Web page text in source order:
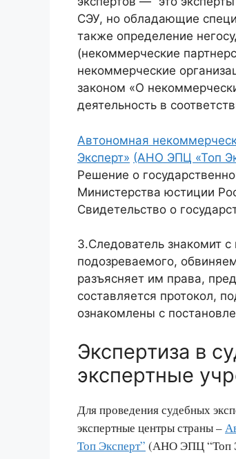
СЭУ, но обладающие
также определение
(некоммерческие
некоммерческие
законом «О
деятельность в
Автономная
Эксперт» (АНО ЭПЦ «Топ
Решение о
Министерства юстиции
Свидетельство о
3.Следователь знакомит
подозреваемого,
разъясняет им права,
составляется протокол,
ознакомлены с
Экспертиза в
экспертные
Для проведения судебных
экспертные центры страны –
Топ Эксперт” (АНО ЭПЦ “Топ